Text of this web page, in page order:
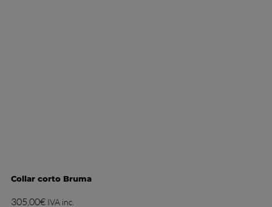
Collar corto Bruma
305,00€ IVA inc.